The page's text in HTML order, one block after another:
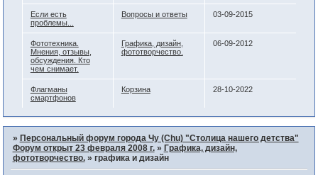
Если есть
проблемы...
Вопросы и ответы 03-09-2015
Фототехника.
Мнения, отзывы,
обсуждения. Кто
чем снимает.
Графика, дизайн,
фототворчество.
06-09-2012
Флагманы
смартфонов
Корзина 28-10-2022
» Персональный форум города Чу (Chu) "Столица нашего детства"
Форум открыт 23 февраля 2008 г. » Графика, дизайн,
фототворчество. » графика и дизайн